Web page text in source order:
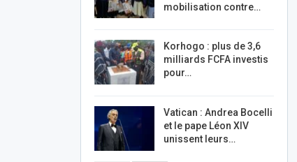
mobilisation contre…
Korhogo : plus de 3,6
milliards FCFA investis
pour…
Vatican : Andrea Bocelli
et le pape Léon XIV
unissent leurs…